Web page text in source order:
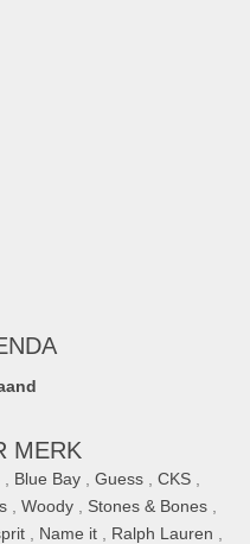
MERK
Blue Bay Guess CKS
Woody Stones & Bones
Name it Ralph Lauren